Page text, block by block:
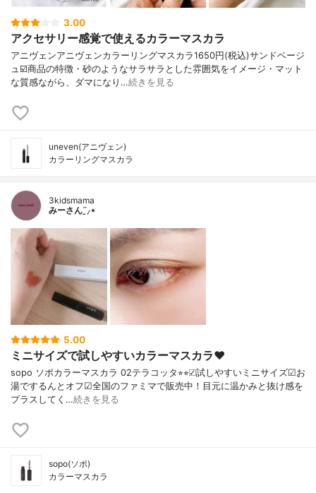
3.00
アクセサリー感覚で使えるカラーマスカラ
アニヴェンアニヴェンカラーリングマスカラ1650円(税込)サンドベージ
ュ☑️商品の特徴・砂のようなサラサラとした雰囲気をイメージ・マット
な質感ながら、ダマになり…続きを見る
uneven(アニヴェン)
カラーリングマスカラ
3kidsmama
みーさん¨̮⸝⋆
5.00
ミニサイズで試しやすいカラーマスカラ♥︎
sopo ソポカラーマスカラ 02テラコッタ⭐︎⭐︎☑︎試しやすいミニサイズ☑︎お
湯でするんとオフ☑︎全国のファミマで販売中！目元に温かみと抜け感を
プラスしてく…続きを見る
sopo(ソポ)
カラーマスカラ